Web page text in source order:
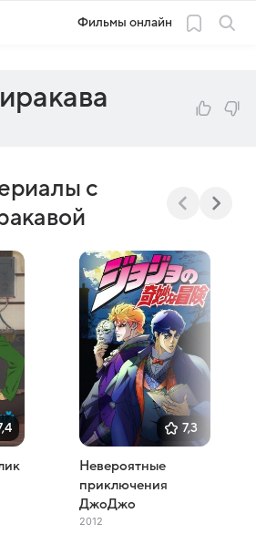
Фильмы онлайн
с
7,3
Невероятные
приключения
ДжоДжо
2012